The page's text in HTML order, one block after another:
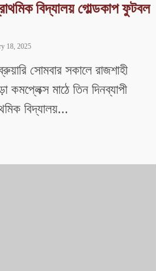
বিদ্যালয় গোল্ডকাপ ফুটবল
18, 2025
সোমবার সকালে রাজশাহী
কমপ্লেক্স মাঠে তিন দিনব্যাপী
বিদ্যালয়...